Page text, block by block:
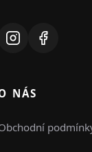
NÁS